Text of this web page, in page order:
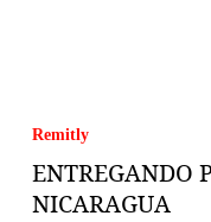
Remitly
ENTREGANDO
NICARAGUA